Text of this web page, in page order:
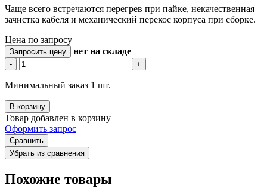
Чаще всего встречаются перегрев при пайке, некачественная
зачистка кабеля и механический перекос корпуса при сборке.
Цена по запросу
Запросить цену нет на складе
- +
Минимальный заказ 1 шт.
В корзину
Товар добавлен в корзину
Оформить запрос
Сравнить
Убрать из сравнения
Похожие товары